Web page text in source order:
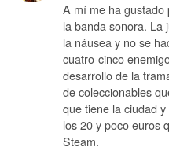
A mí me ha gustado
la banda sonora. La
la náusea y no se
cuatro-cinco
desarrollo de la
de coleccionables
que tiene la ciudad
los 20 y poco euros
Steam.